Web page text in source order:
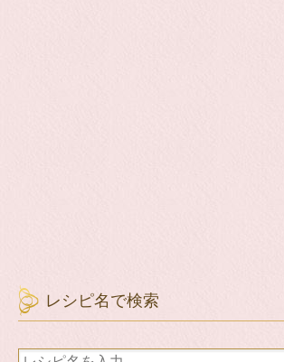
レシピ名で検索